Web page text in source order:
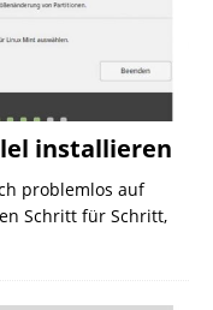
installieren
problemlos auf
Schritt für Schritt,